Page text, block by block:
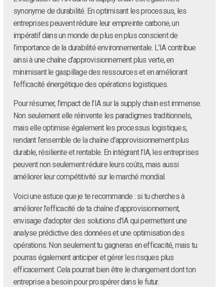
synonyme de durabilité. En optimisant les processus, les
entreprises peuvent réduire leur empreinte carbone, un
impératif dans un monde de plus en plus conscient de
l’importance de la durabilité environnementale. L’IA contribue
ainsi à une chaîne d’approvisionnement plus verte, en
minimisant le gaspillage des ressources et en améliorant
l’efficacité énergétique des opérations logistiques.
Pour résumer, l’impact de l’IA sur la supply chain est immense.
Non seulement elle réinvente les paradigmes traditionnels,
mais elle optimise également les processus logistiques,
rendant l’ensemble de la chaîne d’approvisionnement plus
durable, résiliente et rentable. En intégrant l’IA, les entreprises
peuvent non seulement réduire leurs coûts, mais aussi
améliorer leur compétitivité sur le marché mondial.
Voici une astuce que je te recommande : si tu cherches à
améliorer l’efficacité de ta chaîne d’approvisionnement,
envisage d’adopter des solutions d’IA qui permettent une
analyse prédictive des données et une optimisation des
opérations. Non seulement tu gagneras en efficacité, mais tu
pourras également anticiper et gérer les risques plus
efficacement. Cela pourrait bien être le changement dont ton
entreprise a besoin pour prospérer dans le futur.